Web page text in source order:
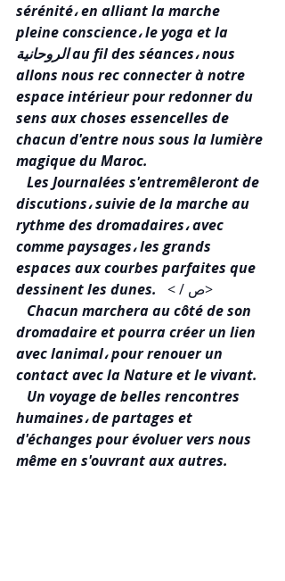
sérénité، en alliant la marche
pleine conscience، le yoga et la
الروحانية au fil des séances، nous
allons nous rec connecter à notre
espace intérieur pour redonner du
sens aux choses essencelles de
chacun d'entre nous sous la lumière
magique du Maroc.
Les Journalées s'entremêleront de
discutions، suivie de la marche au
rythme des dromadaires، avec
comme paysages، les grands
espaces aux courbes parfaites que
dessinent les dunes.
< / ص>
Chacun marchera au côté de son
dromadaire et pourra créer un lien
avec lanimal، pour renouer un
contact avec la Nature et le vivant.
Un voyage de belles rencontres
humaines، de partages et
d'échanges pour évoluer vers nous
même en s'ouvrant aux autres.